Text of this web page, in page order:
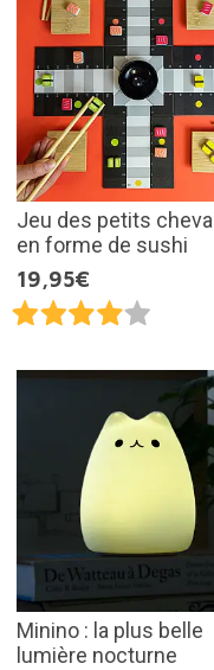
Jeu des petits
en forme de sushi
19,95€
Minino : la plus belle
lumière nocturne